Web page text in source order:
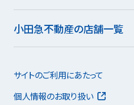
小田急不動産の店舗一覧
サイトのご利用にあたって
個人情報のお取り扱い